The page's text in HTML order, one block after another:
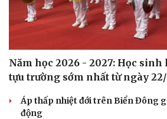
Ăn sạch sống khỏe
Năm học 2026 - 2027: Học sinh
tựu trường sớm nhất từ ngày
Áp thấp nhiệt đới trên Biển Đông
động